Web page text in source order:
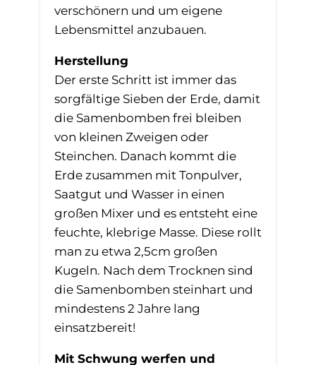
verschönern und um eigene
Lebensmittel anzubauen.
Herstellung
Der erste Schritt ist immer das
sorgfältige Sieben der Erde, damit
die Samenbomben frei bleiben
von kleinen Zweigen oder
Steinchen. Danach kommt die
Erde zusammen mit Tonpulver,
Saatgut und Wasser in einen
großen Mixer und es entsteht eine
feuchte, klebrige Masse. Diese rollt
man zu etwa 2,5cm großen
Kugeln. Nach dem Trocknen sind
die Samenbomben steinhart und
mindestens 2 Jahre lang
einsatzbereit!
Mit Schwung werfen und